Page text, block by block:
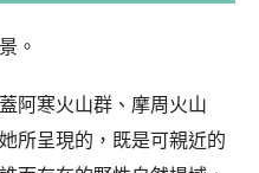
。
阿寒火山群、摩周火山
所呈現的，既是可親近的